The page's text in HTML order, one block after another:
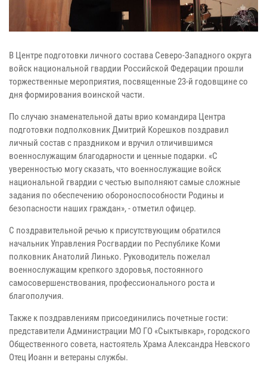
В Центре подготовки личного состава Северо-Западного округа
войск национальной гвардии Российской Федерации прошли
торжественные мероприятия, посвященные 23-й годовщине со
дня формирования воинской части.
По случаю знаменательной даты врио командира Центра
подготовки подполковник Дмитрий Корешков поздравил
личный состав с праздником и вручил отличившимся
военнослужащим благодарности и ценные подарки. «С
уверенностью могу сказать, что военнослужащие войск
национальной гвардии с честью выполняют самые сложные
задания по обеспечению обороноспособности Родины и
безопасности наших граждан», - отметил офицер.
С поздравительной речью к присутствующим обратился
начальник Управления Росгвардии по Республике Коми
полковник Анатолий Линько. Руководитель пожелал
военнослужащим крепкого здоровья, постоянного
самосовершенствования, профессионального роста и
благополучия.
Также к поздравлениям присоединились почетные гости:
представители Администрации МО ГО «Сыктывкар», городского
Общественного совета, настоятель Храма Александра Невского
Отец Иоанн и ветераны службы.